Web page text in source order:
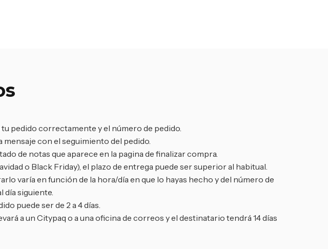
pedido correctamente y el número de pedido.
con el seguimiento del pedido.
de notas que aparece en la pagina de finalizar compra.
o Black Friday), el plazo de entrega puede ser superior al habitual.
varía en función de la hora/día en que lo hayas hecho y del número de
día siguiente.
puede ser de 2 a 4 días.
a un Citypaq o a una oficina de correos y el destinatario tendrá 14 días